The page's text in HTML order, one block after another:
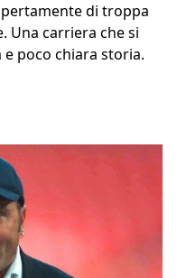
di troppa
Una carriera che si
poco chiara storia.